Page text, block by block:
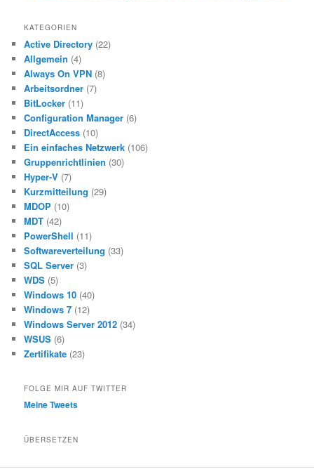
KATEGORIEN
Active Directory (22)
Allgemein (4)
Always On VPN (8)
Arbeitsordner (7)
BitLocker (11)
Configuration Manager (6)
DirectAccess (10)
Ein einfaches Netzwerk (106)
Gruppenrichtlinien (30)
Hyper-V (7)
Kurzmitteilung (29)
MDOP (10)
MDT (42)
PowerShell (11)
Softwareverteilung (33)
SQL Server (3)
WDS (5)
Windows 10 (40)
Windows 7 (12)
Windows Server 2012 (34)
WSUS (6)
Zertifikate (23)
FOLGE MIR AUF TWITTER
Meine Tweets
ÜBERSETZEN